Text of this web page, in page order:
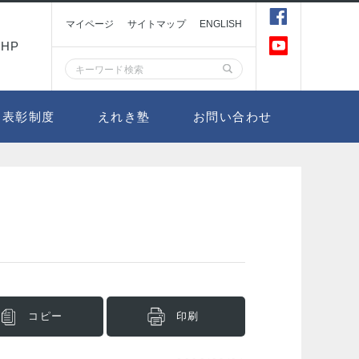
マイページ サイトマップ ENGLISH
表彰制度 えれき塾 お問い合わせ
コピー 印刷